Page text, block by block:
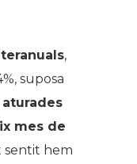
,
suposa
aturades
mes de
sentit hem